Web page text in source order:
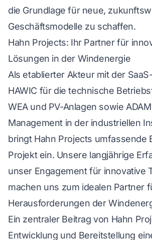
die Grundlage für neue,
Geschäftsmodelle zu schaffen.
Hahn Projects: Ihr Partner für
Lösungen in der Windenergie
Als etablierter Akteur mit der
HAWIC für die technische
WEA und PV-Anlagen sowie
Management in der industriellen
bringt Hahn Projects umfassende
Projekt ein. Unsere langjährige
unser Engagement für innovative
machen uns zum idealen Partner
Herausforderungen der
Ein zentraler Beitrag von Hahn
Entwicklung und Bereitstellung